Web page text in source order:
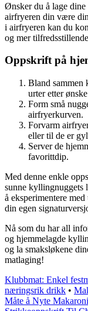
Ønsker du å lage
airfryeren din være
i airfryeren kan du
og mer
Oppskrift på
Bland sammen
urter etter
Form små
airfryerkurven.
Forvarm
eller til de er
Server de
favorittdip.
Med denne enkle
sunne kyllingnuggets
å eksperimentere
din egen
Nå som du har all
og hjemmelagde
og la smaksløkene
matlaging!
Klubbmat: Enkel
næringsrik drikk •
Måte å Nyte Makaroni